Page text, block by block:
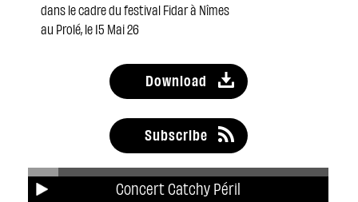
Concert Catchy Péril
dans le cadre du festival Fidar à Nîmes
au Prolé, le 15 Mai 26
Download
Subscribe
Share